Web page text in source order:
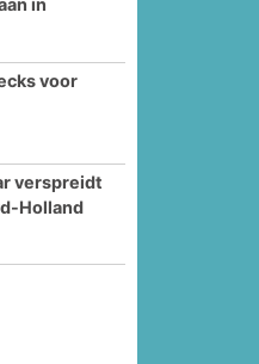
in
voor
verspreidt
Holland